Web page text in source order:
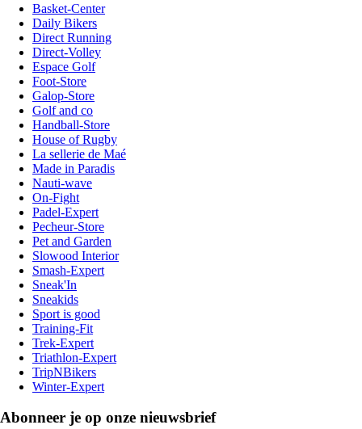
Basket-Center
Daily Bikers
Direct Running
Direct-Volley
Espace Golf
Foot-Store
Galop-Store
Golf and co
Handball-Store
House of Rugby
La sellerie de Maé
Made in Paradis
Nauti-wave
On-Fight
Padel-Expert
Pecheur-Store
Pet and Garden
Slowood Interior
Smash-Expert
Sneak'In
Sneakids
Sport is good
Training-Fit
Trek-Expert
Triathlon-Expert
TripNBikers
Winter-Expert
Abonneer je op onze nieuwsbrief